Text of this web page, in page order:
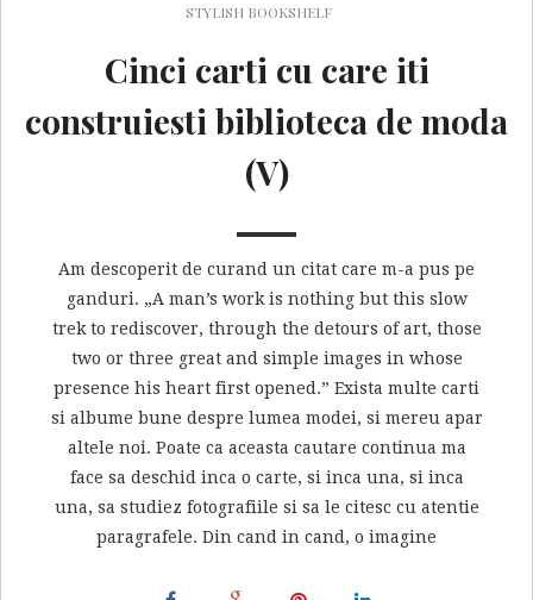
STYLISH BOOKSHELF
Cinci carti cu care iti
construiesti biblioteca de moda
(V)
Am descoperit de curand un citat care m-a pus pe
ganduri. „A man’s work is nothing but this slow
trek to rediscover, through the detours of art, those
two or three great and simple images in whose
presence his heart first opened.” Exista multe carti
si albume bune despre lumea modei, si mereu apar
altele noi. Poate ca aceasta cautare continua ma
face sa deschid inca o carte, si inca una, si inca
una, sa studiez fotografiile si sa le citesc cu atentie
paragrafele. Din cand in cand, o imagine